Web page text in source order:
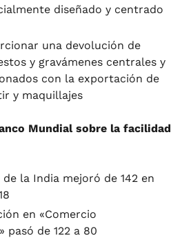
diseñado y centrado
una devolución de
y gravámenes centrales y
con la exportación de
y maquillajes
Mundial sobre la facilidad
la India mejoró de 142 en
en «Comercio
de 122 a 80